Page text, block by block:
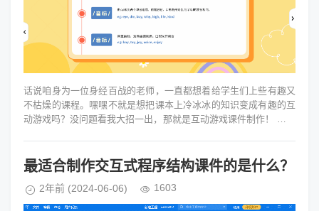
话说咱身为一位身经百战的老师，一直都想着给学生们上些有趣又
不枯燥的课程。嘿嘿不就是想把课本上冷冰冰的知识变成有趣的互
动游戏吗？没问题看我大招一出，那就是互动游戏课件制作！ 话说
最适合制作交互式程序结构课件的是什么？
2年前 (2024-06-06) 1603